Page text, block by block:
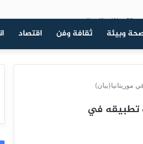
وبيئة ثقافة وفن اقتصاد
تطبيقه في